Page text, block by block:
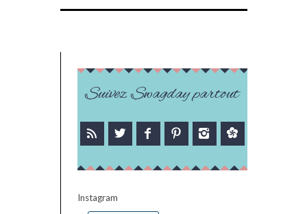
Suivez Swagday partout
Instagram